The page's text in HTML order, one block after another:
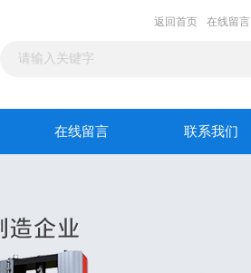
返回首页 在线留言
在线留言 联系我们